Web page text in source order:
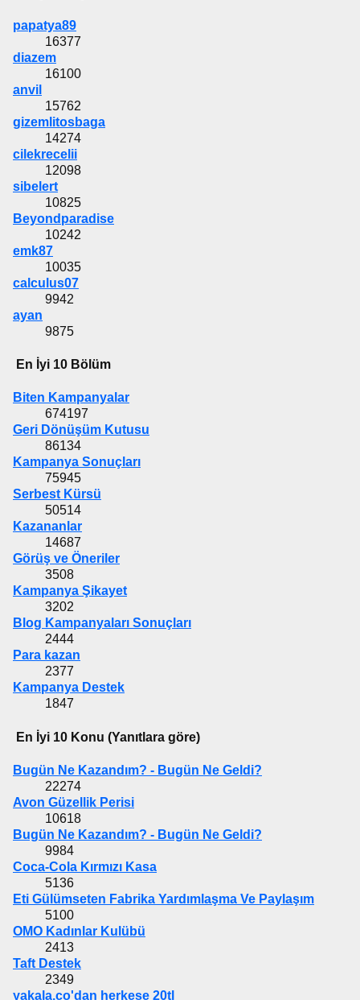
papatya89
16377
diazem
16100
anvil
15762
gizemlitosbaga
14274
cilekrecelii
12098
sibelert
10825
Beyondparadise
10242
emk87
10035
calculus07
9942
ayan
9875
En İyi 10 Bölüm
Biten Kampanyalar
674197
Geri Dönüşüm Kutusu
86134
Kampanya Sonuçları
75945
Serbest Kürsü
50514
Kazananlar
14687
Görüş ve Öneriler
3508
Kampanya Şikayet
3202
Blog Kampanyaları Sonuçları
2444
Para kazan
2377
Kampanya Destek
1847
En İyi 10 Konu (Yanıtlara göre)
Bugün Ne Kazandım? - Bugün Ne Geldi?
22274
Avon Güzellik Perisi
10618
Bugün Ne Kazandım? - Bugün Ne Geldi?
9984
Coca-Cola Kırmızı Kasa
5136
Eti Gülümseten Fabrika Yardımlaşma Ve Paylaşım
5100
OMO Kadınlar Kulübü
2413
Taft Destek
2349
yakala.co'dan herkese 20tl